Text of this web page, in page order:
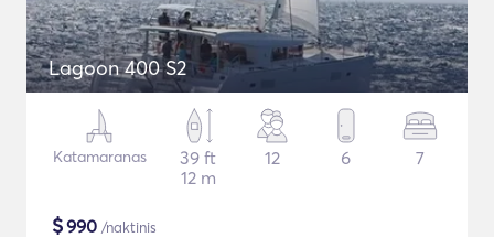
Lagoon 400 S2
Katamaranas
39 ft
12 m
12 6 7
$990 /naktinis